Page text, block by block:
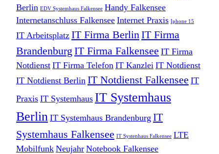
Berlin EDV Systemhaus Falkensee Handy Falkensee
Internetanschluss Falkensee Internet Praxis Iphone 15
IT Arbeitsplatz IT Firma Berlin IT Firma
Brandenburg IT Firma Falkensee IT Firma
Notdienst IT Firma Telefon IT Kanzlei IT Notdienst
IT Notdienst Berlin IT Notdienst Falkensee IT
Praxis IT Systemhaus IT Systemhaus
Berlin IT Systemhaus Brandenburg IT
Systemhaus Falkensee IT Systenhaus Falkensee LTE
Mobilfunk Neujahr Notebook Falkensee